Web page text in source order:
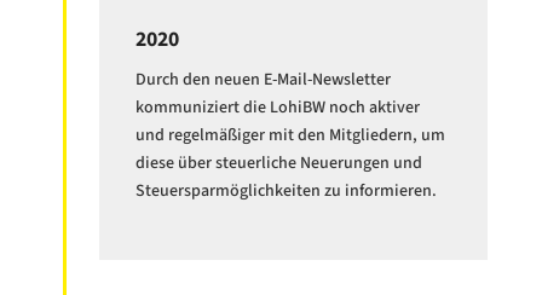
2020
Durch den neuen E-Mail-Newsletter
kommuniziert die LohiBW noch aktiver
und regelmäßiger mit den Mitgliedern, um
diese über steuerliche Neuerungen und
Steuersparmöglichkeiten zu informieren.